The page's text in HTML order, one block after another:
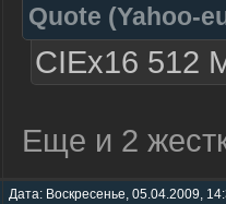
Quote (Yahoo-
CIEx16 512
Еще и 2
Дата: Воскресенье, 05.04.2009,